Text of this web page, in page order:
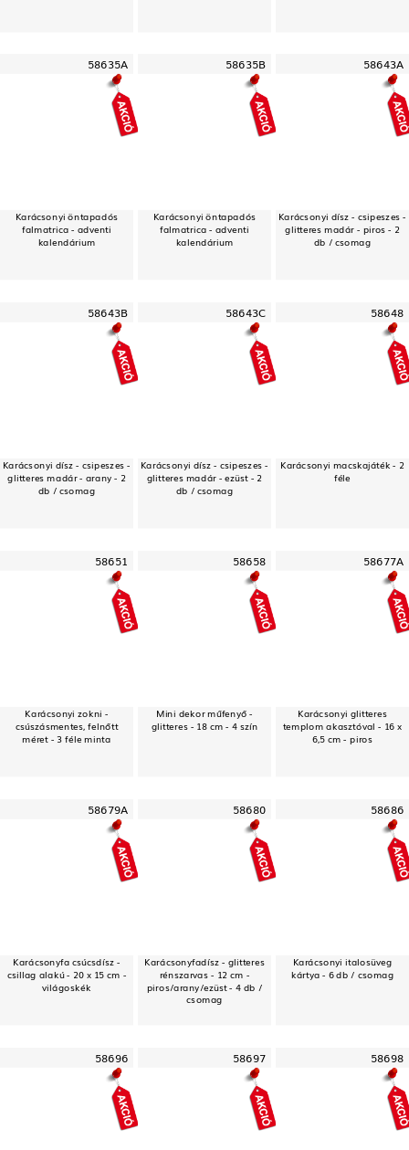
58635A
Karácsonyi öntapadós
falmatrica - adventi
kalendárium
58635B
Karácsonyi öntapadós
falmatrica - adventi
kalendárium
58643A
Karácsonyi dísz - csipeszes -
glitteres madár - piros - 2
db / csomag
58643B
Karácsonyi dísz - csipeszes -
glitteres madár - arany - 2
db / csomag
58643C
Karácsonyi dísz - csipeszes -
glitteres madár - ezüst - 2
db / csomag
58648
Karácsonyi macskajáték - 2
féle
58651
Karácsonyi zokni -
csúszásmentes, felnőtt
méret - 3 féle minta
58658
Mini dekor műfenyő -
glitteres - 18 cm - 4 szín
58677A
Karácsonyi glitteres
templom akasztóval - 16 x
6,5 cm - piros
58679A
Karácsonyfa csúcsdísz -
csillag alakú - 20 x 15 cm -
világoskék
58680
Karácsonyfadísz - glitteres
rénszarvas - 12 cm -
piros/arany/ezüst - 4 db /
csomag
58686
Karácsonyi italosüveg
kártya - 6 db / csomag
58696 58697 58698